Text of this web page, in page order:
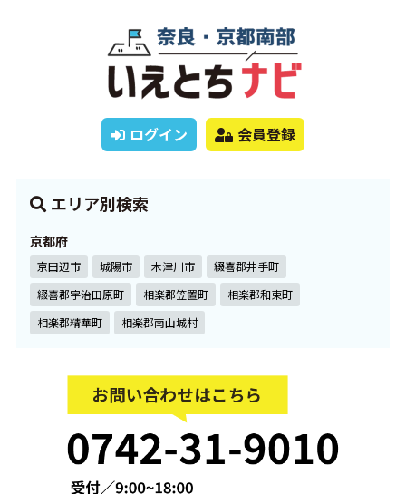
ログイン 会員登録
エリア別検索
京都府
京田辺市 城陽市 木津川市
綴喜郡井手町
綴喜郡宇治田原町
相楽郡笠置町
相楽郡和束町
相楽郡精華町
相楽郡南山城村